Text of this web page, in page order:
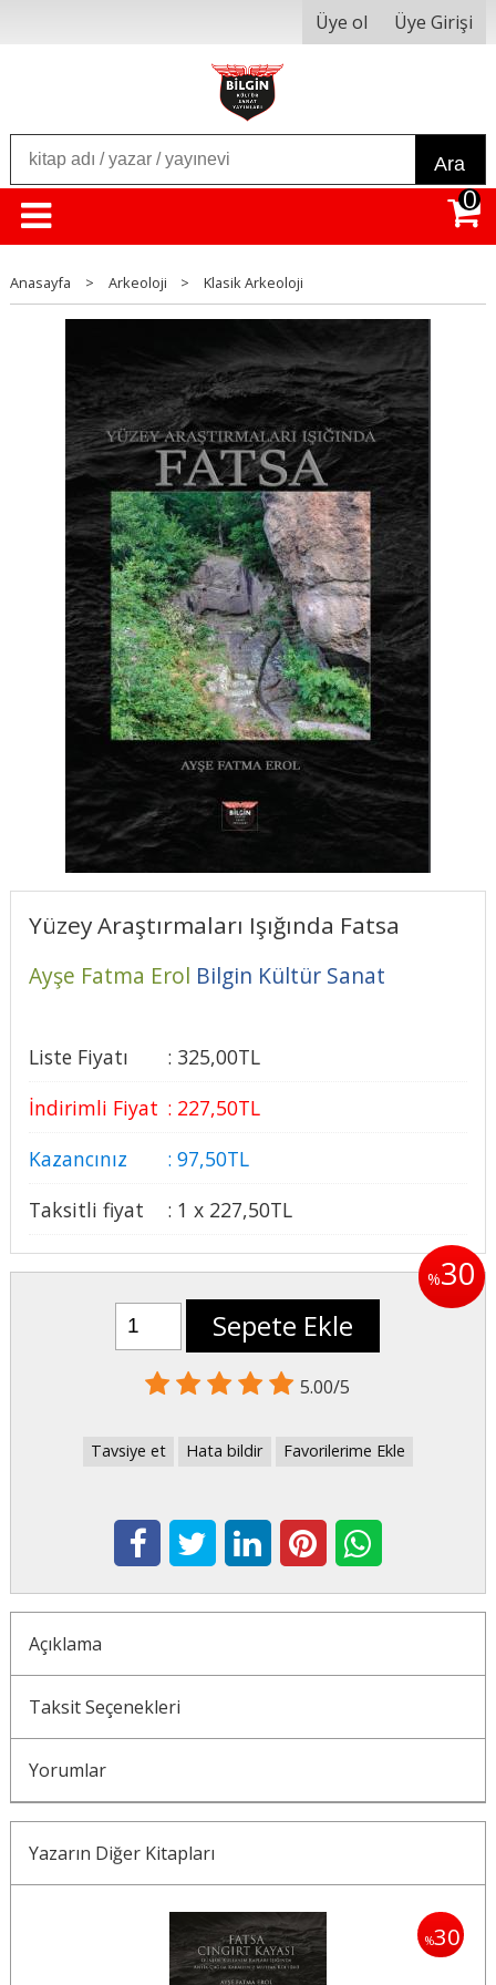
Üye ol Üye Girişi
Ara
0
Anasayfa > Arkeoloji > Klasik Arkeoloji
Yüzey Araştırmaları Işığında Fatsa
Ayşe Fatma Erol Bilgin Kültür Sanat
Liste Fiyatı : 325,00TL
İndirimli Fiyat : 227,50TL
Kazancınız
: 97,50TL
Taksitli fiyat
: 1 x 227,50TL
%30
Sepete Ekle
5.00/5
Tavsiye et Hata bildir Favorilerime Ekle
Açıklama
Taksit Seçenekleri
Yorumlar
Yazarın Diğer Kitapları
%30